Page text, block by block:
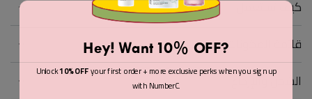
كيف تستعمل
قائمة المكونات
الشحن والإرجاع
Hey! Want 10% OFF?
Unlock10% OFFyour first order + more exclusive perks when you sign up
with NumberC.